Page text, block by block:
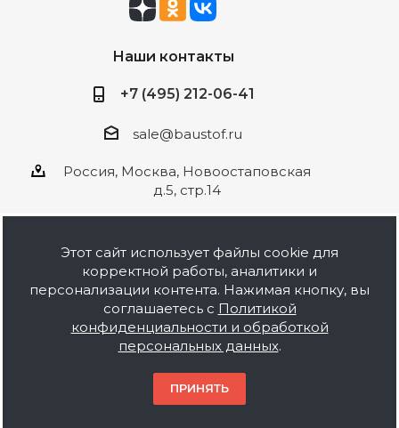
Наши контакты
+7 (495) 212-06-41
sale@baustof.ru
Россия, Москва, Новоостаповская
д.5, стр.14
2026 © ООО Баустов. Собственное
производство лакокрасочной продукции,
оптовая и розничная продажа строительных
материалов, комплектация объектов под ключ.
Информация на сайте носит ознакомительный
характер и не является публичной офертой.
Этот сайт использует файлы cookie для
корректной работы, аналитики и
персонализации контента. Нажимая кнопку, вы
соглашаетесь с Политикой
конфиденциальности и обработкой
персональных данных.
ПРИНЯТЬ